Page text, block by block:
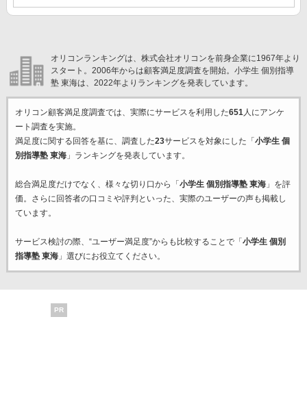
オリコンランキングは、株式会社オリコンを前身企業に1967年より
スタート。2006年からは顧客満足度調査を開始。小学生 個別指導
塾 東海は、2022年よりランキングを発表しています。
オリコン顧客満足度調査では、実際にサービスを利用した651人にアンケ
ート調査を実施。
満足度に関する回答を基に、調査した23サービスを対象にした「 小学生 個
別指導塾 東海」ランキングを発表しています。
総合満足度だけでなく、様々な切り口から「 小学生 個別指導塾 東海」を評
価。さらに回答者の口コミや評判といった、実際のユーザーの声も掲載し
ています。
サービス検討の際、“ユーザー満足度”からも比較することで「 小学生 個別
指導塾 東海」選びにお役立てください。
PR